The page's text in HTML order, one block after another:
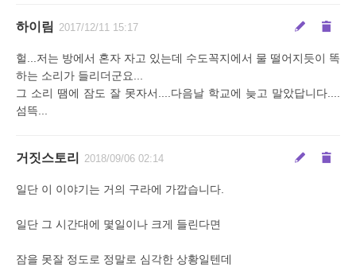
하이림 2017/12/11 15:17
헐...저는 방에서 혼자 자고 있는데 수도꼭지에서 물 떨어지듯이 똑
하는 소리가 들리더군요...
그 소리 땜에 잠도 잘 못자서....다음날 학교에 늦고 말았답니다....
섬뜩...
거짓스토리 2018/09/06 02:14
일단 이 이야기는 거의 구라에 가깝습니다.
일단 그 시간대에 몇일이나 크게 들린다면
잠을 못잘 정도로 정말로 심각한 상황일텐데